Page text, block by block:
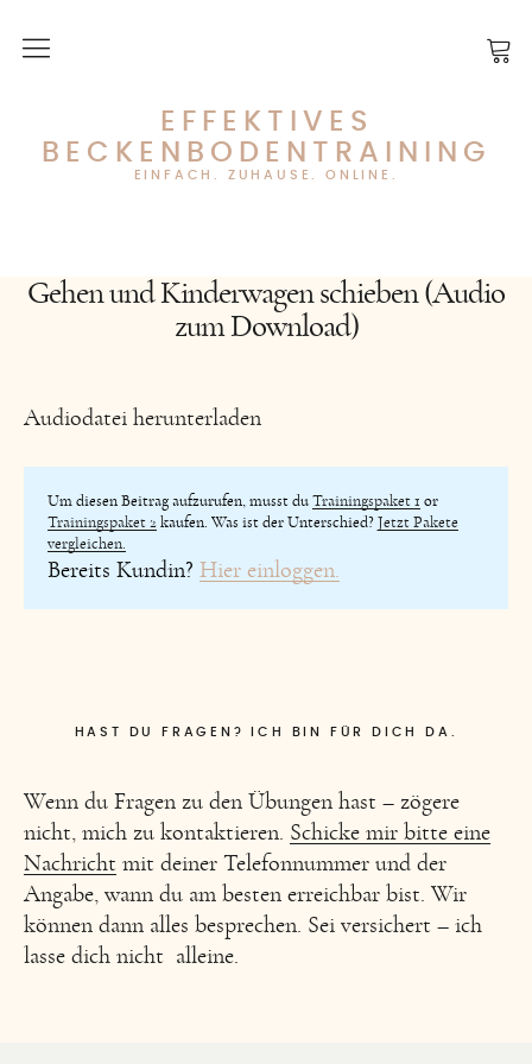
EFFEKTIVES
BECKENBODENTRAINING
EINFACH. ZUHAUSE. ONLINE.
Über das Training
Über mich
FAQ
Zugänge kaufen
Kontakt
Blog
Gehen und Kinderwagen schieben (Audio
zum Download)
Audiodatei herunterladen
Um diesen Beitrag aufzurufen, musst du Trainingspaket 1 or
Trainingspaket 2 kaufen. Was ist der Unterschied? Jetzt Pakete
vergleichen.
Bereits Kundin? Hier einloggen.
HAST DU FRAGEN? ICH BIN FÜR DICH DA.
Wenn du Fragen zu den Übungen hast – zögere
nicht, mich zu kontaktieren. Schicke mir bitte eine
Nachricht mit deiner Telefonnummer und der
Angabe, wann du am besten erreichbar bist. Wir
können dann alles besprechen. Sei versichert – ich
lasse dich nicht alleine.